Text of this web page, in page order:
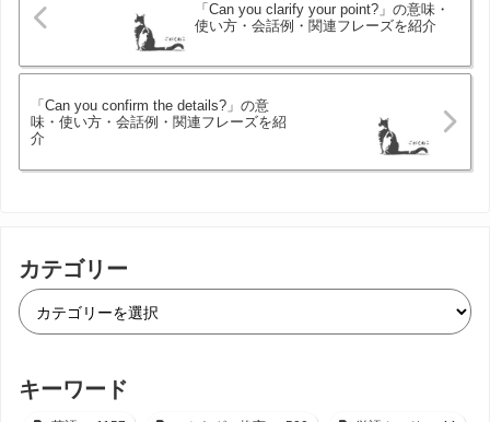
「Can you clarify your point?」の意味・
使い方・会話例・関連フレーズを紹介
「Can you confirm the details?」の意
味・使い方・会話例・関連フレーズを紹
介
カテゴリー
キーワード